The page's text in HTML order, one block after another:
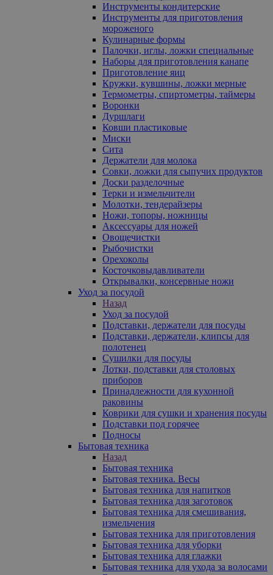
Инструменты кондитерские
Инструменты для приготовления
мороженого
Кулинарные формы
Палочки, иглы, ложки специальные
Наборы для приготовления канапе
Приготовление яиц
Кружки, кувшины, ложки мерные
Термометры, спиртометры, таймеры
Воронки
Дуршлаги
Ковши пластиковые
Миски
Сита
Держатели для молока
Совки, ложки для сыпучих продуктов
Доски разделочные
Терки и измельчители
Молотки, тендерайзеры
Ножи, топоры, ножницы
Аксессуары для ножей
Овощечистки
Рыбочистки
Орехоколы
Косточковыдавливатели
Открывалки, консервные ножи
Уход за посудой
Назад
Уход за посудой
Подставки, держатели для посуды
Подставки, держатели, клипсы для
полотенец
Сушилки для посуды
Лотки, подставки для столовых
приборов
Принадлежности для кухонной
раковины
Коврики для сушки и хранения посуды
Подставки под горячее
Подносы
Бытовая техника
Назад
Бытовая техника
Бытовая техника. Весы
Бытовая техника для напитков
Бытовая техника для заготовок
Бытовая техника для смешивания,
измельчения
Бытовая техника для приготовления
Бытовая техника для уборки
Бытовая техника для глажки
Бытовая техника для ухода за волосами